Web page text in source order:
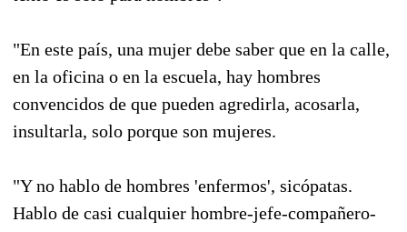
"En este país, una mujer debe saber que en la calle,
en la oficina o en la escuela, hay hombres
convencidos de que pueden agredirla, acosarla,
insultarla, solo porque son mujeres.
"Y no hablo de hombres 'enfermos', sicópatas.
Hablo de casi cualquier hombre-jefe-compañero-